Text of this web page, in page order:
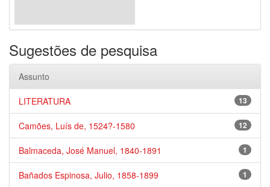
Sugestões de pesquisa
Assunto
13
LITERATURA
12
Camões, Luís de, 1524?-1580
1
Balmaceda, José Manuel, 1840-1891
1
Bañados Espinosa, Julio, 1858-1899